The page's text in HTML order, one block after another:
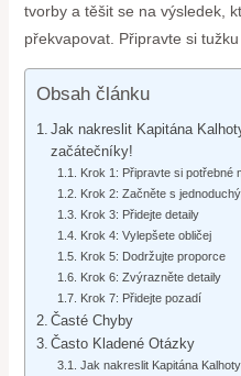
tvorby a těšit se na výsledek,
překvapovat. Připravte si
Obsah článku
Jak nakreslit Kapitána
začátečníky!
Krok 1: Připravte si potřebné
Krok 2: Začněte s
Krok 3: Přidejte detaily
Krok 4: Vylepšete obličej
Krok 5: Dodržujte proporce
Krok 6: Zvýrazněte detaily
Krok 7: Přidejte pozadí
Časté Chyby
Často Kladené Otázky
Jak nakreslit Kapitána